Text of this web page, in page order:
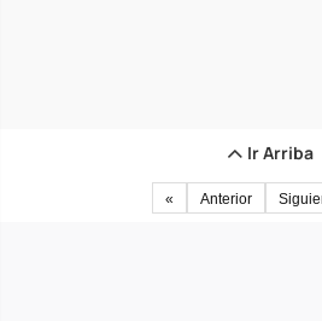
Ir Arriba
« Anterior